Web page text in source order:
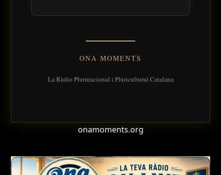
ONA MOMENTS
La Ràdio Plurinacional i Pluricultural Catalana
onamoments.org